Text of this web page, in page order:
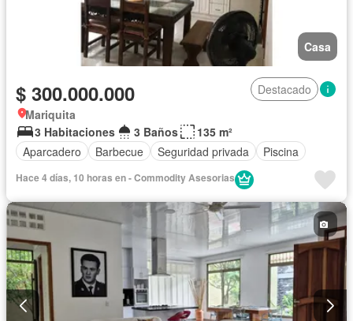
Casa
$ 300.000.000
Destacado
Mariquita
3 Habitaciones
3 Baños
135 m²
Aparcadero
Barbecue Seguridad privada Piscina
Hace 4 días, 10 horas en - Commodity Asesorias